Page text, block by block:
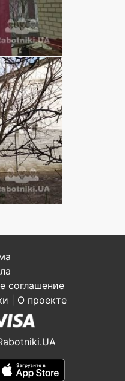
соглашение
О проекте